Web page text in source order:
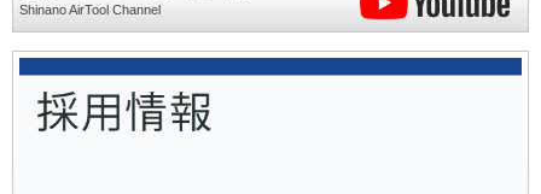
Shinano AirTool Channel